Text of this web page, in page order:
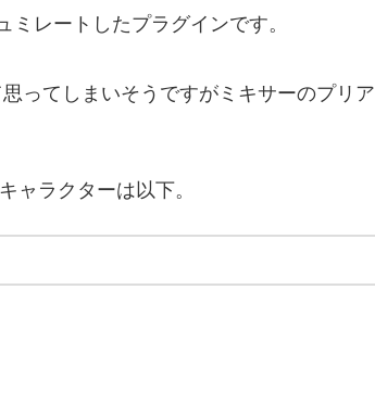
レートしたプラグインです。
ってしまいそうですがミキサーのプリア
ャラクターは以下。